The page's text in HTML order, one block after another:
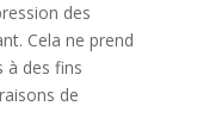
des
Cela ne prend
à des fins
de